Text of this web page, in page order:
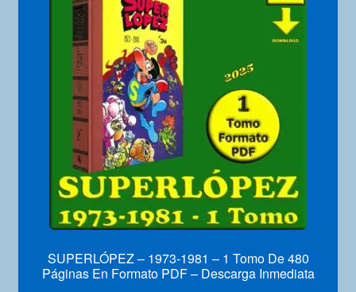
SUPERLÓPEZ – 1973-1981 – 1 Tomo De 480
Páginas En Formato PDF – Descarga Inmediata